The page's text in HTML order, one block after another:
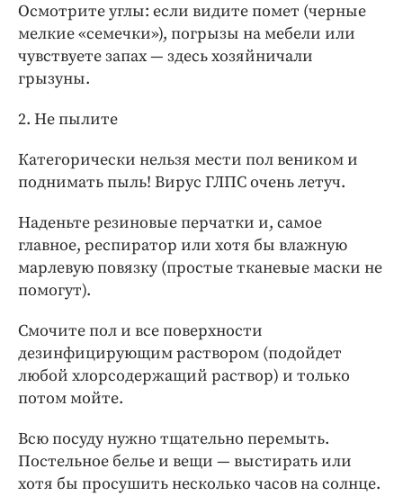
Осмотрите углы: если видите помет (черные
мелкие «семечки»), погрызы на мебели или
чувствуете запах — здесь хозяйничали
грызуны.
2. Не пылите
Категорически нельзя мести пол веником и
поднимать пыль! Вирус ГЛПС очень летуч.
Наденьте резиновые перчатки и, самое
главное, респиратор или хотя бы влажную
марлевую повязку (простые тканевые маски не
помогут).
Смочите пол и все поверхности
дезинфицирующим раствором (подойдет
любой хлорсодержащий раствор) и только
потом мойте.
Всю посуду нужно тщательно перемыть.
Постельное белье и вещи — выстирать или
хотя бы просушить несколько часов на солнце.